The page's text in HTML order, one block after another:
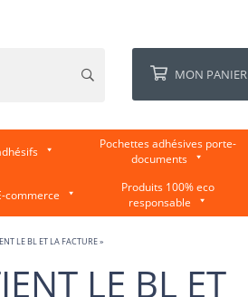
MON PANIER
Pochettes adhésives porte-
documents
commerce
Produits 100% eco
responsable
LE BL ET LA FACTURE »
LE BL ET